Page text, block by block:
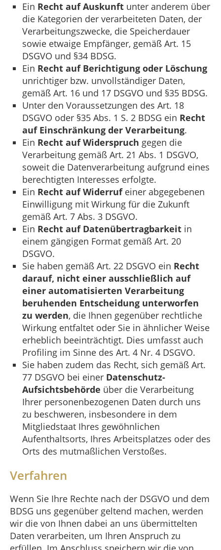
Ein Recht auf Auskunft unter anderem über
die Kategorien der verarbeiteten Daten, der
Verarbeitungszwecke, die Speicherdauer
sowie etwaige Empfänger, gemäß Art. 15
DSGVO und §34 BDSG.
Ein Recht auf Berichtigung oder Löschung
unrichtiger bzw. unvollständiger Daten,
gemäß Art. 16 und 17 DSGVO und §35 BDSG.
Unter den Voraussetzungen des Art. 18
DSGVO oder §35 Abs. 1 S. 2 BDSG ein Recht
auf Einschränkung der Verarbeitung.
Ein Recht auf Widerspruch gegen die
Verarbeitung gemäß Art. 21 Abs. 1 DSGVO,
soweit die Datenverarbeitung aufgrund eines
berechtigten Interesses erfolgte.
Ein Recht auf Widerrufeiner abgegebenen
Einwilligung mit Wirkung für die Zukunft
gemäß Art. 7 Abs. 3 DSGVO.
Ein Recht auf Datenübertragbarkeit in
einem gängigen Format gemäß Art. 20
DSGVO.
Sie haben gemäß Art. 22 DSGVO ein Recht
darauf, nicht einer ausschließlich auf
einer automatisierten Verarbeitung
beruhenden Entscheidung unterworfen
zu werden, die Ihnen gegenüber rechtliche
Wirkung entfaltet oder Sie in ähnlicher Weise
erheblich beeinträchtigt. Dies umfasst auch
Profiling im Sinne des Art. 4 Nr. 4 DSGVO.
Sie haben zudem das Recht, sich gemäß Art.
77 DSGVO bei einer Datenschutz-
Aufsichtsbehörde über die Verarbeitung
Ihrer personenbezogenen Daten durch uns
zu beschweren, insbesondere in dem
Mitgliedstaat Ihres gewöhnlichen
Aufenthaltsorts, Ihres Arbeitsplatzes oder des
Orts des mutmaßlichen Verstoßes.
Verfahren
Wenn Sie Ihre Rechte nach der DSGVO und dem
BDSG uns gegenüber geltend machen, werden
wir die von Ihnen dabei an uns übermittelten
Daten verarbeiten, um Ihren Anspruch zu